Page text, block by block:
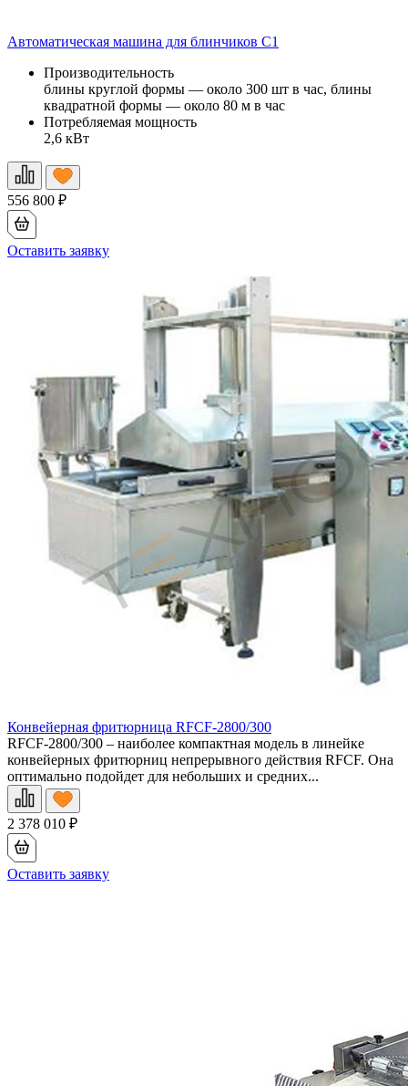
Автоматическая машина для блинчиков С1
Производительность
блины круглой формы — около 300 шт в час, блины
квадратной формы — около 80 м в час
Потребляемая мощность
2,6 кВт
556 800 ₽
Оставить заявку
Конвейерная фритюрница RFCF-2800/300
RFCF-2800/300 – наиболее компактная модель в линейке
конвейерных фритюрниц непрерывного действия RFCF. Она
оптимально подойдет для небольших и средних...
2 378 010 ₽
Оставить заявку